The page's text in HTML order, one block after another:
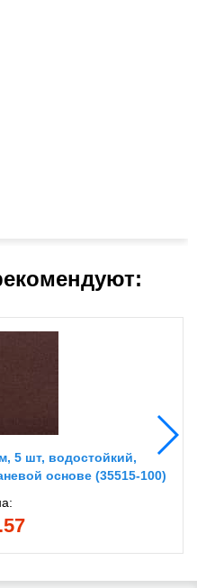
5 шт, водостойкий,
основе (35515-100)